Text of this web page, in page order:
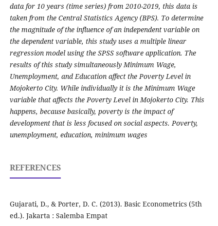
data for 10 years (time series) from 2010-2019, this data is
taken from the Central Statistics Agency (BPS). To determine
the magnitude of the influence of an independent variable on
the dependent variable, this study uses a multiple linear
regression model using the SPSS software application. The
results of this study simultaneously Minimum Wage,
Unemployment, and Education affect the Poverty Level in
Mojokerto City. While individually it is the Minimum Wage
variable that affects the Poverty Level in Mojokerto City. This
happens, because basically, poverty is the impact of
development that is less focused on social aspects. Poverty,
unemployment, education, minimum wages
REFERENCES
Gujarati, D., & Porter, D. C. (2013). Basic Econometrics (5th
ed.). Jakarta : Salemba Empat